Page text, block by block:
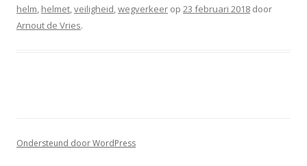
helm, helmet,veiligheid,wegverkeer op 23 februari 2018 door
Arnout de Vries.
Ondersteund door WordPress